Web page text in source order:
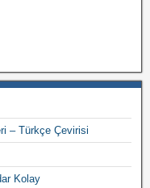
– Türkçe Çevirisi
Kolay